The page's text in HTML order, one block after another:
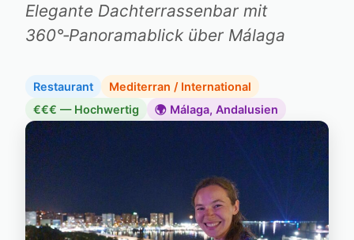
Elegante Dachterrassenbar mit
360°‑Panoramablick über Málaga
Restaurant
Mediterran / International
€€€ — Hochwertig
🌍 Málaga, Andalusien